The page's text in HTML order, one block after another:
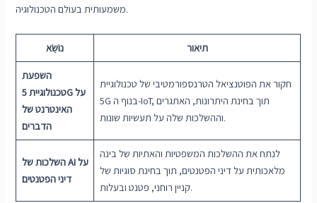
משמעותית בעולם הטכנולוגיה.
נוֹשֵׂא תיאור
השפעת
טכנולוגיית 5G על
האינטרנט של
הדברים
חקור את הפוטנציאל הטרנספורמטיבי של טכנולוגיית
5G בנוף ה-IoT, תוך בחינת היתרונות, האתגרים
וההשלכות שלה על תעשיות שונות.
השלכות של AI על
דיני הפטנטים
לנתח את ההשלכות המשפטיות והאתיות של בינה
מלאכותית על דיני הפטנטים, תוך בחינת סוגיות של
קניין רוחני, פטנט ובעלות.